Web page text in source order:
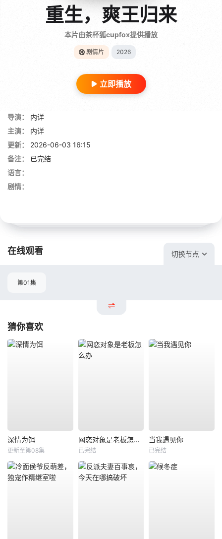
重生，爽王归来
本片由茶杯狐cupfox提供播放
剧情片 2026
立即播放
导演：
内详
主演：
内详
更新：
2026-06-03 16:15
备注：
已完结
语言：
剧情：
在线观看 切换节点
第01集
猜你喜欢
深情为饵
更新至第08集
网恋对象是老板怎么办
已完结
当我遇见你
已完结